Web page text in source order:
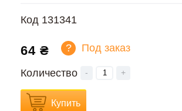
Код 131341
64 ₴ ? Под заказ
Количество - +
Купить